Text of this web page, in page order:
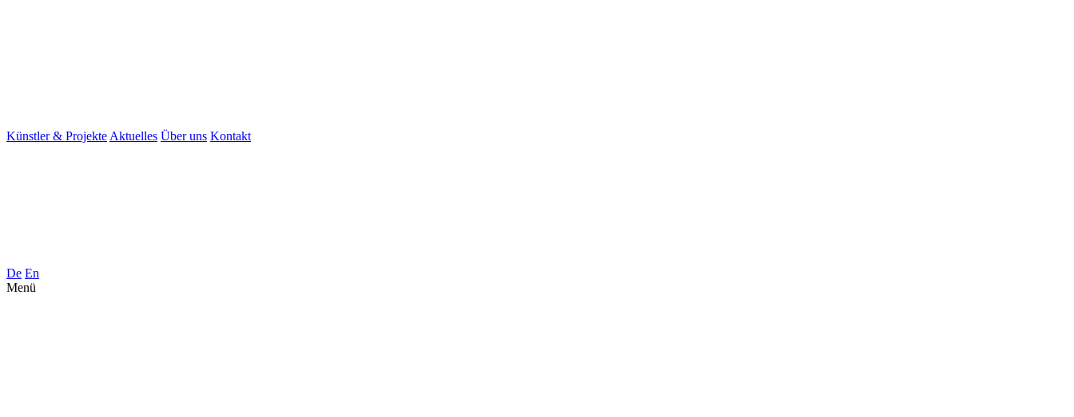
Künstler & Projekte Aktuelles Über uns Kontakt
De En
Menü